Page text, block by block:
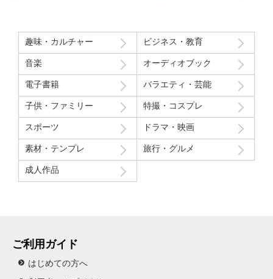
う」という趣旨の発言と「パイを食らう事はなんとも無い」とい
う趣旨の２つの部分ちょっと気分下がってしまったw
Route207さんいつも良い作品をありがとうございます！
初レビューですが、よく購入させて貰ってます！
趣味・カルチャー ビジネス・教育
音楽 オーディオブック
電子書籍 バラエティ・芸能
子供・ファミリー 特撮・コスプレ
スポーツ ドラマ・映画
素材・テンプレ 旅行・グルメ
成人作品
ご利用ガイド
はじめての方へ